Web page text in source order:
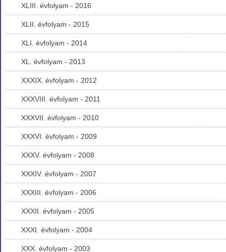
XLIII. évfolyam - 2016
XLII. évfolyam - 2015
XLI. évfolyam - 2014
XL. évfolyam - 2013
XXXIX. évfolyam - 2012
XXXVIII. évfolyam - 2011
XXXVII. évfolyam - 2010
XXXVI. évfolyam - 2009
XXXV. évfolyam - 2008
XXXIV. évfolyam - 2007
XXXIII. évfolyam - 2006
XXXII. évfolyam - 2005
XXXI. évfolyam - 2004
XXX. évfolyam - 2003